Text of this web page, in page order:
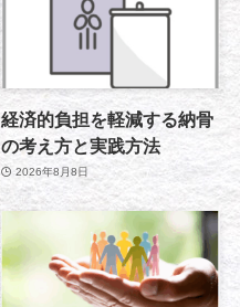
経済的負担を軽減する納骨
の考え方と実践方法
2026年8月8日